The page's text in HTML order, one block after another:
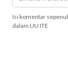
Isi komentar
dalam UU ITE